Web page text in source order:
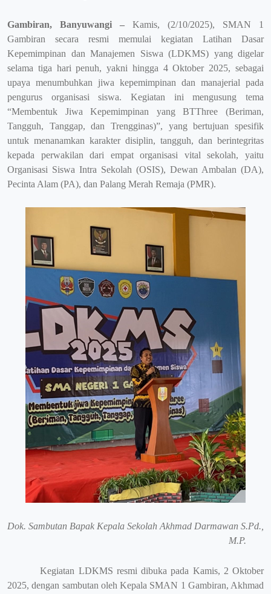
Gambiran, Banyuwangi – Kamis, (2/10/2025), SMAN 1
Gambiran secara resmi memulai kegiatan Latihan Dasar
Kepemimpinan dan Manajemen Siswa (LDKMS) yang digelar
selama tiga hari penuh, yakni hingga 4 Oktober 2025, sebagai
upaya menumbuhkan jiwa kepemimpinan dan manajerial pada
pengurus organisasi siswa. Kegiatan ini mengusung tema
“Membentuk Jiwa Kepemimpinan yang BTThree (Beriman,
Tangguh, Tanggap, dan Trengginas)”, yang bertujuan spesifik
untuk menanamkan karakter disiplin, tangguh, dan berintegritas
kepada perwakilan dari empat organisasi vital sekolah, yaitu
Organisasi Siswa Intra Sekolah (OSIS), Dewan Ambalan (DA),
Pecinta Alam (PA), dan Palang Merah Remaja (PMR).
Dok. Sambutan Bapak Kepala Sekolah Akhmad Darmawan S.Pd.,
M.P.
Kegiatan LDKMS resmi dibuka pada Kamis, 2 Oktober
2025, dengan sambutan oleh Kepala SMAN 1 Gambiran, Akhmad